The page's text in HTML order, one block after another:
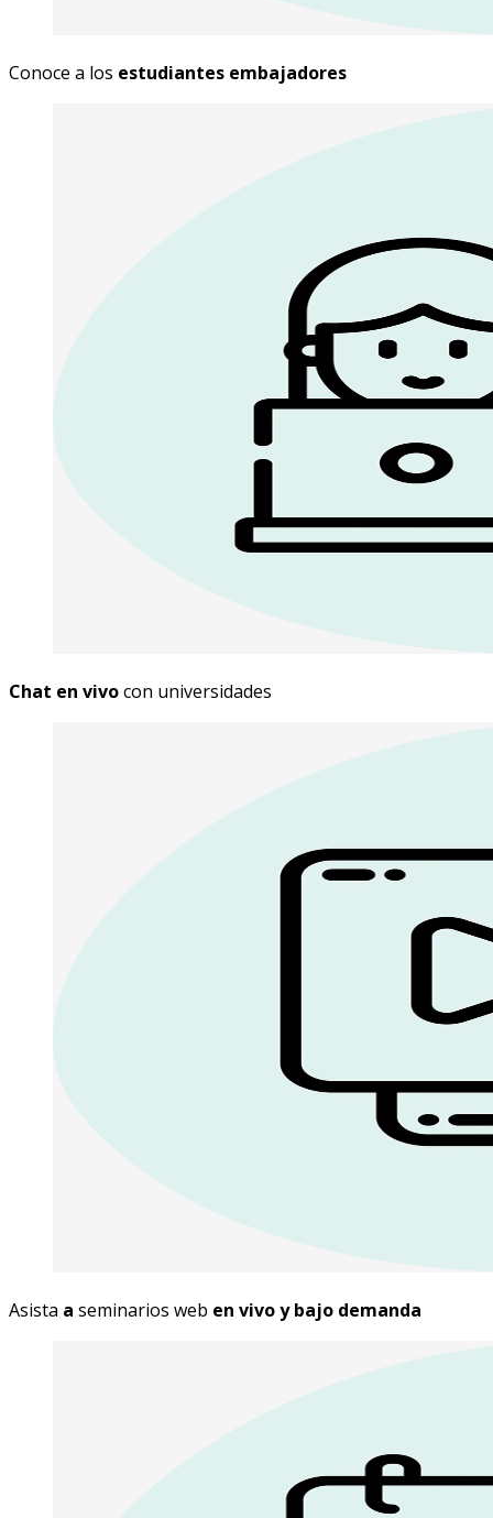
Conoce a los estudiantes embajadores
Chat en vivocon universidades
Asista a seminarios web en vivo y bajo demanda